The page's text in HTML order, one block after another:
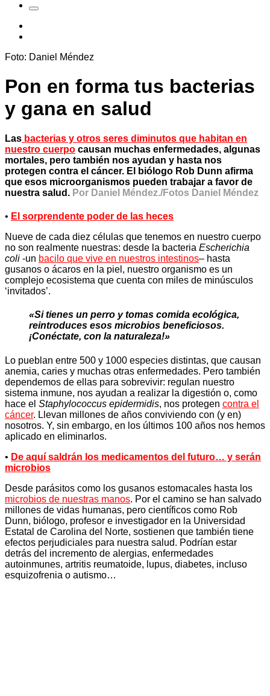
Foto: Daniel Méndez
Pon en forma tus bacterias
y gana en salud
Las bacterias y otros seres diminutos que habitan en
nuestro cuerpo causan muchas enfermedades, algunas
mortales, pero también nos ayudan y hasta nos
protegen contra el cáncer. El biólogo Rob Dunn afirma
que esos microorganismos pueden trabajar a favor de
nuestra salud. Por Daniel Méndez./Fotos Daniel Méndez
• El sorprendente poder de las heces
Nueve de cada diez células que tenemos en nuestro cuerpo
no son realmente nuestras: desde la bacteria Escherichia
coli -un bacilo que vive en nuestros intestinos– hasta
gusanos o ácaros en la piel, nuestro organismo es un
complejo ecosistema que cuenta con miles de minúsculos
‘invitados’.
«Si tienes un perro y tomas comida ecológica,
reintroduces esos microbios beneficiosos.
¡Conéctate, con la naturaleza!»
Lo pueblan entre 500 y 1000 especies distintas, que causan
anemia, caries y muchas otras enfermedades. Pero también
dependemos de ellas para sobrevivir: regulan nuestro
sistema inmune, nos ayudan a realizar la digestión o, como
hace el Staphylococcus epidermidis, nos protegen contra el
cáncer. Llevan millones de años conviviendo con (y en)
nosotros. Y, sin embargo, en los últimos 100 años nos hemos
aplicado en eliminarlos.
• De aquí saldrán los medicamentos del futuro… y serán
microbios
Desde parásitos como los gusanos estomacales hasta los
microbios de nuestras manos. Por el camino se han salvado
millones de vidas humanas, pero científicos como Rob
Dunn, biólogo, profesor e investigador en la Universidad
Estatal de Carolina del Norte, sostienen que también tiene
efectos perjudiciales para nuestra salud. Podrían estar
detrás del incremento de alergias, enfermedades
autoinmunes, artritis reumatoide, lupus, diabetes, incluso
esquizofrenia o autismo…